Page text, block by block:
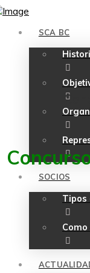
SCA BC
SOCIOS
Tipos